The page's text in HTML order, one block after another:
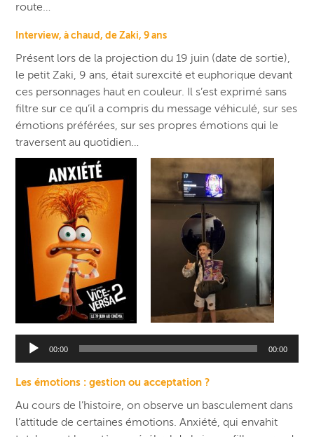
route…
Interview, à chaud, de Zaki, 9 ans
Présent lors de la projection du 19 juin (date de sortie),
le petit Zaki, 9 ans, était surexcité et euphorique devant
ces personnages haut en couleur. Il s’est exprimé sans
filtre sur ce qu’il a compris du message véhiculé, sur ses
émotions préférées, sur ses propres émotions qui le
traversent au quotidien…
Lecteur
audio
00:00 00:00
Les émotions : gestion ou acceptation ?
Au cours de l’histoire, on observe un basculement dans
l’attitude de certaines émotions. Anxiété, qui envahit